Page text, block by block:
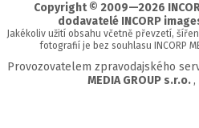
Copyright © 2009—2026
dodavatelé INCORP
Jakékoliv užití obsahu včetně převzetí,
fotografií je bez souhlasu INCORP
Provozovatelem zpravodajského
MEDIA GROUP s.r.o.,